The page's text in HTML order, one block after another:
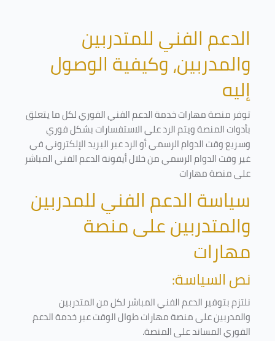
الدعم الفني للمتدربين
والمدربين، وكيفية الوصول
إليه
توفر منصة مهارات خدمة الدعم الفني الفوري لكل ما يتعلق
بأدوات المنصة ويتم الرد على الاستفسارات بشكل فوري
وسريع وقت الدوام الرسمي أو الرد عبر البريد الإلكتروني في
غير وقت الدوام الرسمي من خلال أيقونة الدعم الفني المباشر
على منصة مهارات
سياسة الدعم الفني للمدربين
والمتدربين على منصة
مهارات
نص السياسة:
نلتزم بتوفير الدعم الفني المباشر لكل من المتدربين
والمدربين على منصة مهارات طوال الوقت عبر خدمة الدعم
الفوري المساند على المنصة.